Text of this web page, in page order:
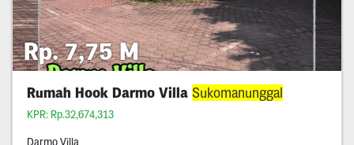
Rp. 7,75 M
Rumah Hook Darmo Villa Sukomanunggal
KPR: Rp.32,674,313
Darmo Villa